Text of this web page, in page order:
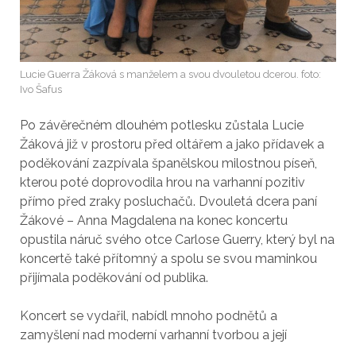
Lucie Guerra Žáková s manželem a svou dvouletou dcerou. foto:
Ivo Šafus
Po závěrečném dlouhém potlesku zůstala Lucie
Žáková již v prostoru před oltářem a jako přídavek a
poděkování zazpívala španělskou milostnou píseň,
kterou poté doprovodila hrou na varhanní pozitiv
přímo před zraky posluchačů. Dvouletá dcera paní
Žákové – Anna Magdalena na konec koncertu
opustila náruč svého otce Carlose Guerry, který byl na
koncertě také přítomný a spolu se svou maminkou
přijímala poděkování od publika.
Koncert se vydařil, nabídl mnoho podnětů a
zamyšlení nad moderní varhanní tvorbou a její